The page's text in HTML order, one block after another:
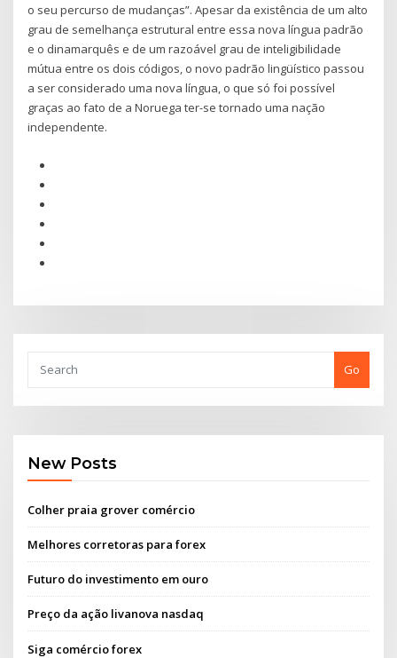
o seu percurso de mudanças”. Apesar da existência de um alto
grau de semelhança estrutural entre essa nova língua padrão
e o dinamarquês e de um razoável grau de inteligibilidade
mútua entre os dois códigos, o novo padrão lingüístico passou
a ser considerado uma nova língua, o que só foi possível
graças ao fato de a Noruega ter-se tornado uma nação
independente.
Go
New Posts
Colher praia grover comércio
Melhores corretoras para forex
Futuro do investimento em ouro
Preço da ação livanova nasdaq
Siga comércio forex